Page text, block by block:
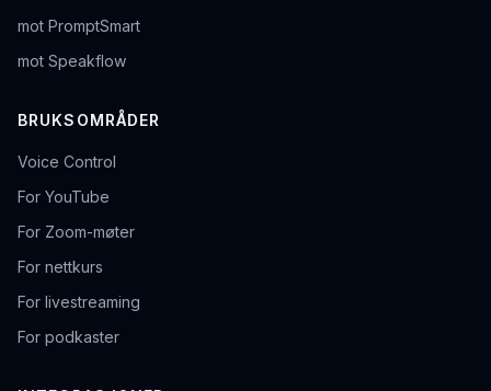
mot PromptSmart
mot Speakflow
BRUKSOMRÅDER
Voice Control
For YouTube
For Zoom-møter
For nettkurs
For livestreaming
For podkaster